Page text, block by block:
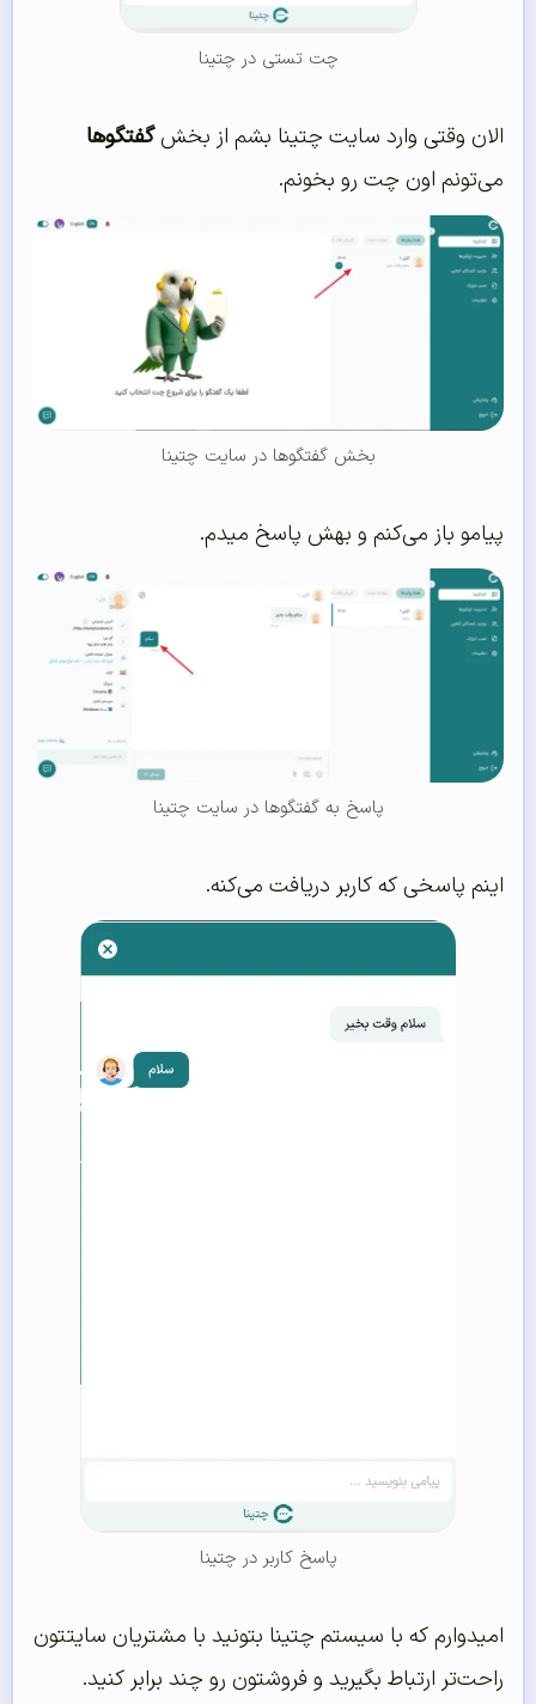
چت تستی در چتینا
الان وقتی وارد سایت چتینا بشم از بخشگفتگوها
می‌تونم اون چت رو بخونم.
بخش گفتگوها در سایت چتینا
پیامو باز می‌کنم و بهش پاسخ میدم.
پاسخ به گفتگوها در سایت چتینا
اینم پاسخی که کاربر دریافت می‌کنه.
پاسخ کاربر در چتینا
امیدوارم که با سیستم چتینا بتونید با مشتریان سایتتون
راحت‌تر ارتباط بگیرید و فروشتون رو چند برابر کنید.